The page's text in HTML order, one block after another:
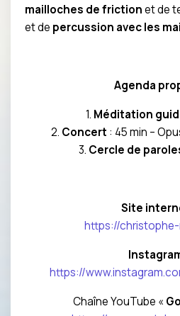
mailloches de frictionet de
et de percussion avec les
Agenda
1. Méditation
2. Concert : 45 min –
3. Cercle de
Site
https://
https://
Chaîne YouTube «